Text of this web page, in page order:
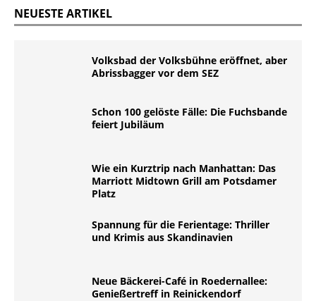
NEUESTE ARTIKEL
Volksbad der Volksbühne eröffnet, aber
Abrissbagger vor dem SEZ
Schon 100 gelöste Fälle: Die Fuchsbande
feiert Jubiläum
Wie ein Kurztrip nach Manhattan: Das
Marriott Midtown Grill am Potsdamer
Platz
Spannung für die Ferientage: Thriller
und Krimis aus Skandinavien
Neue Bäckerei-Café in Roedernallee:
Genießertreff in Reinickendorf